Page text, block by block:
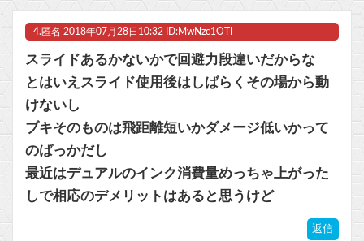
4. 匿名 2018年07月28日10:32 ID:MwNzc1OTI
スライドあるかないかで回避力段違いだからな
とはいえスライド使用後はしばらくその場から動
けないし
ブキそのものは飛距離短いかダメージ低いかって
のばっかだし
最近はデュアルのインク消費量めっちゃ上がった
しで相応のデメリットはあると思うけど
返信